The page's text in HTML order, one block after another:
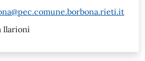
Ilarioni